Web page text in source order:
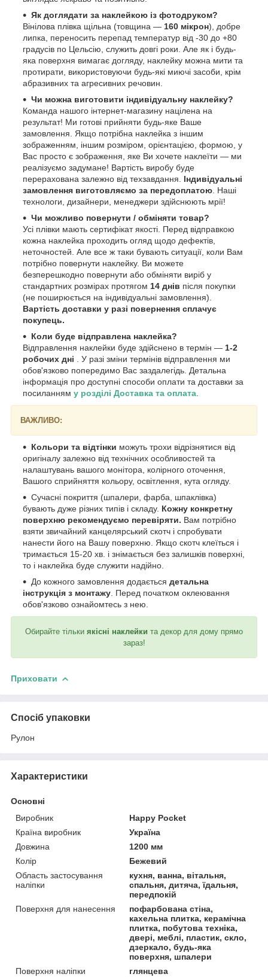
Як доглядати за наклейкою із фотодруком?
Вінілова плівка щільна (товщина — 160 мікрон), добре
липка, переносить перепад температур від -30 до +80
градусів по Цельсію, служить довгі роки. Але як і будь-
яка поверхня вимагає догляду, наклейку можна мити та
протирати, використовуючи будь-які миючі засоби, крім
абразивних та агресивних речовин.
Чи можна виготовити індивідуальну наклейку?
Команда нашого інтернет-магазину націлена на
результат! Ми готові прийняти будь-яке Ваше
замовлення. Якщо потрібна наклейка з іншим
зображенням, іншим розміром, орієнтацією, формою, у
Вас просто є зображення, яке Ви хочете наклеїти — ми
реалізуємо задумане! Вартість виробу буде
перерахована залежно від техзавдання. Індивідуальні
замовлення виготовляємо за передоплатою . Наші
технологи, дизайнери, менеджери здійснюють мрії!
Чи можливо повернути / обміняти товар?
Усі плівки мають сертифікат якості. Перед відправкою
кожна наклейка проходить огляд щодо дефектів,
неточностей. Але все ж таки бувають ситуації, коли Вам
потрібно повернути наклейку. Ви можете
безперешкодно повернути або обміняти виріб у
стандартних розмірах протягом 14 днів після покупки
(не поширюється на індивідуальні замовлення).
Вартість доставки у разі повернення сплачує
покупець.
Коли буде відправлена наклейка?
Відправлення наклейки буде здійснено в термін — 1-2
робочих дні . У разі зміни термінів відправлення ми
обов'язково попередимо Вас заздалегідь. Детальна
інформація про доступні способи оплати та доставки за
посиланням у розділі Доставка та оплата
ВАЖЛИВО:
Кольори та відтінки можуть трохи відрізнятися від
оригіналу залежно від технічних особливостей та
налаштувань вашого монітора, колірного оточення,
Вашого сприйняття кольору, освітлення, кута огляду.
Сучасні покриття (шпалери, фарба, шпаклівка)
бувають дуже різних типів і складу. Кожну конкретну
поверхню рекомендуємо перевіряти. Вам потрібно
взяти звичайний канцелярський скотч і спробувати
нанести його на Вашу поверхню. Якщо скотч клеїться і
тримається 15-20 хв. і знімається без залишків поверхні,
то і наклейка буде служити надійно.
До кожного замовлення додається детальна
інструкція з монтажу . Перед початком оклеювання
обов'язково ознайомтесь з нею.
Обирайте тільки якісні наклейки та декор для дому прямо
зараз!
Приховати
Спосіб упаковки
Рулон
Характеристики
Основні
Виробник
Happy Pocket
Країна виробник
Україна
Довжина
1200 мм
Колір
Бежевий
Область застосування
наліпки
кухня, ванна, вітальня,
спальня, дитяча, їдальня,
передпокій
Поверхня для нанесення
пофарбована стіна,
кахельна плитка, керамічна
плитка, побутова техніка,
двері, меблі, пластик, скло,
дзеркало, будь-яка
поверхня, шпалери
Поверхня наліпки
глянцева